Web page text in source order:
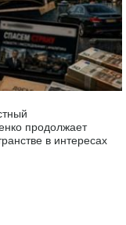
продолжает
в интересах